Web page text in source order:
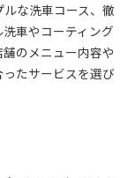
な洗車コース、徹
車やコーティング
のメニュー内容や
たサービスを選び